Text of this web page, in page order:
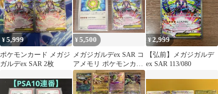
¥5,999
ポケモンカード メガジ
ガルデex SAR 2枚
¥5,500
メガジガルデex SAR コ
アメモリ ポケモンカー
ド 2枚セット
¥2,999
【弘前】メガジガルデ
ex SAR 113/080